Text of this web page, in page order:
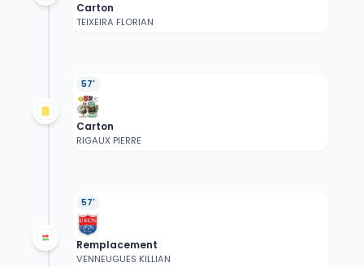
Carton
TEIXEIRA FLORIAN
57'
Carton
RIGAUX PIERRE
57'
Remplacement
VENNEUGUES KILLIAN